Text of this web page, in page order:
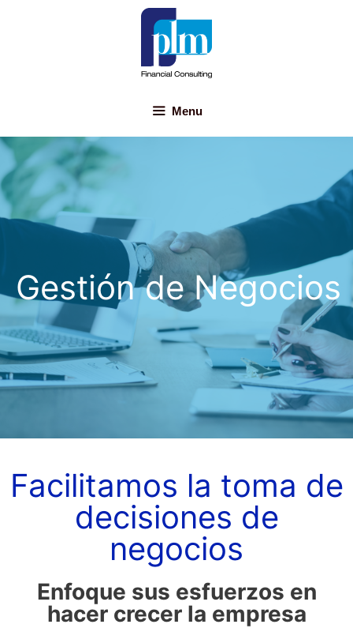
Menu
Gestión de Negocios
Facilitamos la toma de
decisiones de
negocios
Enfoque sus esfuerzos en
hacer crecer la empresa